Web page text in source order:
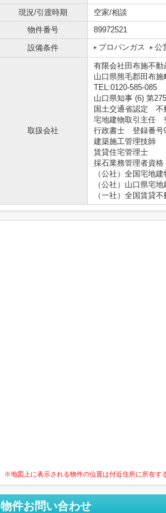
現況/引渡時期
空家/相談
物件番号
89972521
設備条件
プロパンガス 公
取扱会社
有限会社田布施不動
山口県熊毛郡田布
TEL:0120-585-085
山口県知事 (6) 第
国土交通省認定 不
宅地建物取引主任
行政書士 登録番号
建築施工管理技師
賃貸住宅管理士
採石業務管理者資格
（公社）全国宅地
（公社）山口県宅
（一社）全国賃貸
※地図上に表示される物件の位置は付近住所に所在す
物件お問い合わせ